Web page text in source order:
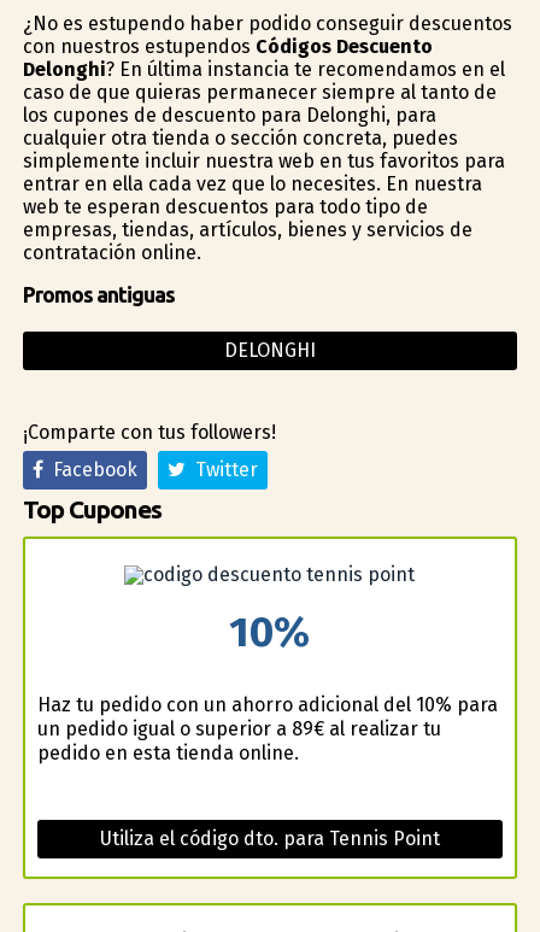
¿No es estupendo haber podido conseguir descuentos
con nuestros estupendos Códigos Descuento
Delonghi? En última instancia te recomendamos en el
caso de que quieras permanecer siempre al tanto de
los cupones de descuento para Delonghi, para
cualquier otra tienda o sección concreta, puedes
simplemente incluir nuestra web en tus favoritos para
entrar en ella cada vez que lo necesites. En nuestra
web te esperan descuentos para todo tipo de
empresas, tiendas, artículos, bienes y servicios de
contratación online.
Promos antiguas
DELONGHI
¡Comparte con tus followers!
Facebook
Twitter
Top Cupones
10%
Haz tu pedido con un ahorro adicional del 10% para
un pedido igual o superior a 89€ al realizar tu
pedido en esta tienda online.
Utiliza el código dto. para Tennis Point